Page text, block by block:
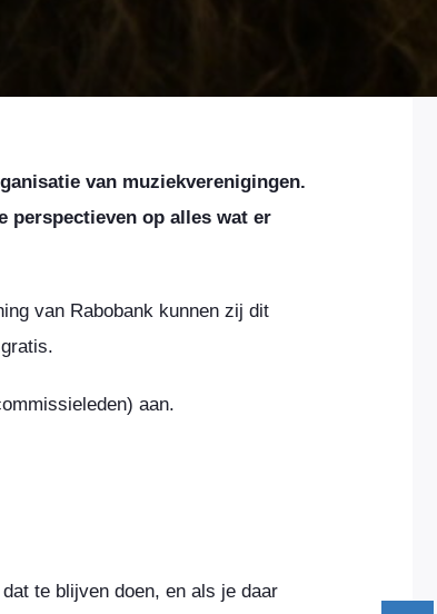
van muziekverenigingen.
perspectieven op alles wat er
van Rabobank kunnen zij dit
aan.
te blijven doen, en als je daar